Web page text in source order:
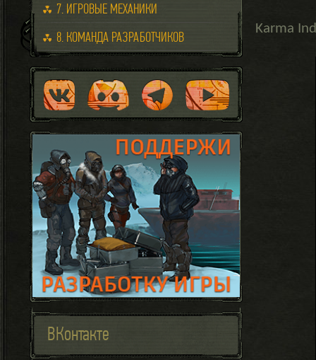
7. ИГРОВЫЕ МЕХАНИКИ
8. КОМАНДА РАЗРАБОТЧИКОВ
ВКонтакте
Karma